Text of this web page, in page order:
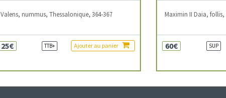
Valens, nummus, Thessalonique, 364-367
25€ TTB+ Ajouter au panier
Maximin II Daia, follis,
60€ SUP